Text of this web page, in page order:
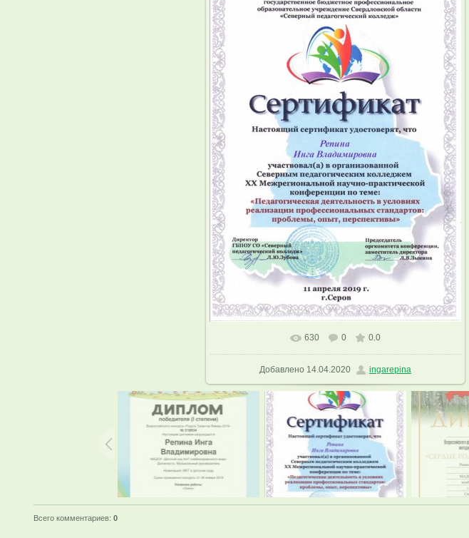
В реальном размере 1131x1600
630 0 0.0
Добавлено 14.04.2020 ingarepina
Всего комментариев:0